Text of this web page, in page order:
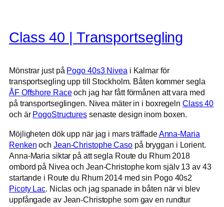
Class 40 | Transportsegling
Mönstrar just på Pogo 40s3 Nivea i Kalmar för
transportsegling upp till Stockholm. Båten kommer segla
ÅF Offshore Raceoch jag har fått förmånen att vara med
på transportseglingen. Nivea mäter in i boxregeln Class 40
och är PogoStructuressenaste design inom boxen.
Möjligheten dök upp när jag i mars träffadeAnna-Maria
Renken och Jean-Christophe Casopå bryggan i Lorient.
Anna-Maria siktar på att segla Route du Rhum 2018
ombord på Nivea och Jean-Christophe kom själv 13 av 43
startande i Route du Rhum 2014 med sin Pogo 40s2
Picoty Lac. Niclas och jag spanade in båten när vi blev
uppfångade av Jean-Christophe som gav en rundtur